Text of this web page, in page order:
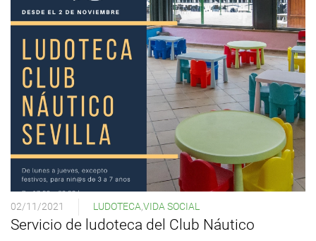
02/11/2021 LUDOTECA,VIDA SOCIAL
Servicio de ludoteca del Club Náutico